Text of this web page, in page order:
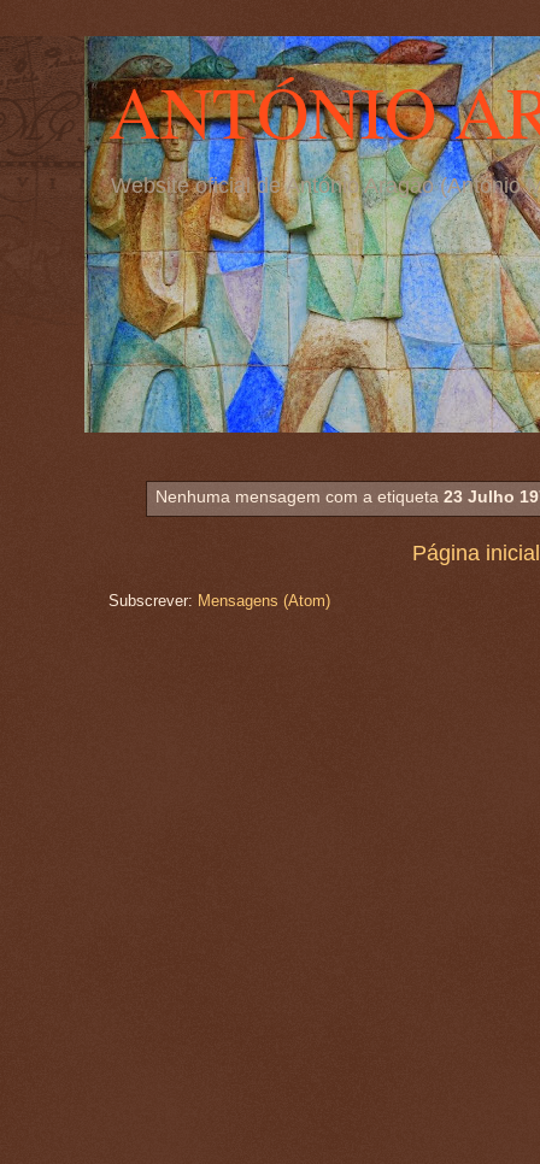
ANTÓNIO
Website oficial de António Aragão (António
Nenhuma mensagem com a etiqueta 23 Julho
Página inicial
Subscrever: Mensagens (Atom)